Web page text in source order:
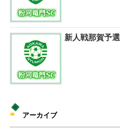
新人戦那賀予選
アーカイブ